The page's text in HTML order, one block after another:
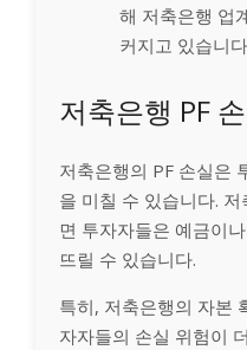
해 저축은행 업
커지고 있습니
저축은행 PF
저축은행의 PF 손실은
을 미칠 수 있습니다.
면 투자자들은 예금이
뜨릴 수 있습니다.
특히, 저축은행의 자본
자자들의 손실 위험이